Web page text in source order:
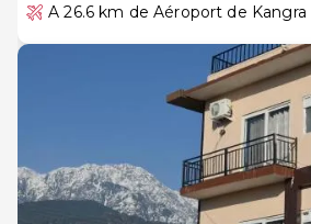
A 26.6 km de Aéroport de Kangra